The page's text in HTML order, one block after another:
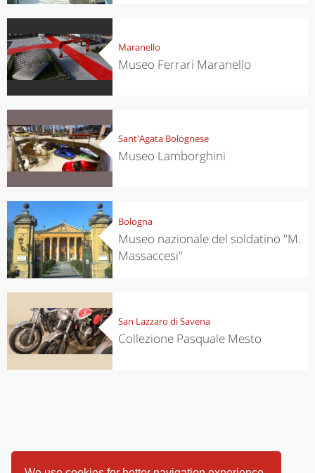
Maranello
Museo Ferrari Maranello
Sant'Agata Bolognese
Museo Lamborghini
Bologna
Museo nazionale del soldatino "M.
Massaccesi"
San Lazzaro di Savena
Collezione Pasquale Mesto